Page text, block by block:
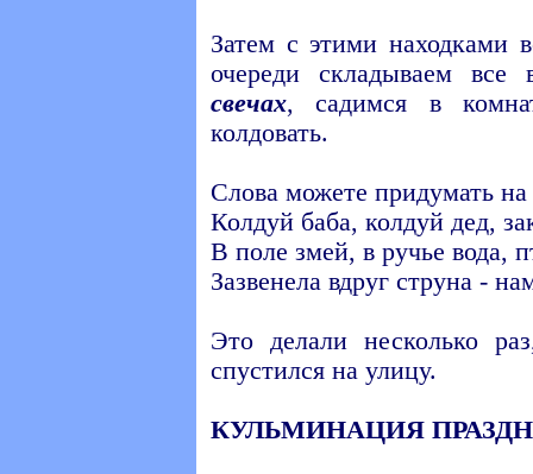
Затем с этими находками
очереди складываем
свечах, садимся в
колдовать.
Слова можете придумать
Колдуй баба, колдуй дед,
В поле змей, в ручье вода,
Зазвенела вдруг струна -
Это делали несколько
спустился на улицу.
КУЛЬМИНАЦИЯ